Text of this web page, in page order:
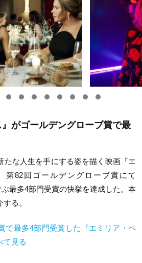
』がゴールデングローブ賞で最
たな人生を手にする姿を描く映画『エ
第82回ゴールデングローブ賞にて
ぶ最多4部門受賞の快挙を達成した。本
る。
で最多4部門受賞した『エミリア・ペ
て見る